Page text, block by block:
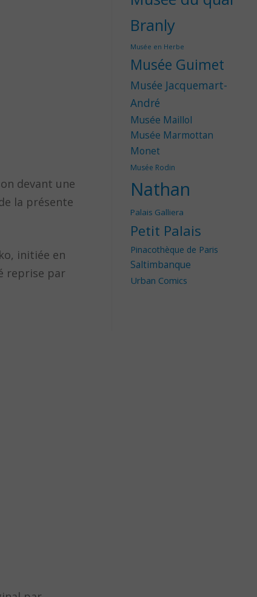
devant une
la présente
initiée en
reprise par
Branly
Musée en Herbe
Musée Guimet
Musée Jacquemart-
André
Musée Maillol
Musée Marmottan
Monet
Musée Rodin
Nathan
Palais Galliera
Petit Palais
Pinacothèque de Paris
Saltimbanque
Urban Comics